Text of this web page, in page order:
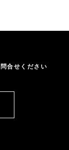
合せください